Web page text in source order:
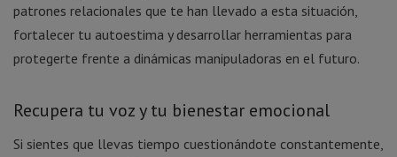
patrones relacionales que te han llevado a esta situación,
fortalecer tu autoestima y desarrollar herramientas para
protegerte frente a dinámicas manipuladoras en el futuro.
Recupera tu voz y tu bienestar emocional
Si sientes que llevas tiempo cuestionándote constantemente,